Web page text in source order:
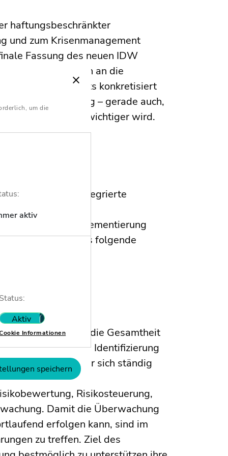
haftungsbeschränkter
und zum Krisenmanagement
Fassung des neuen IDW
die Anforderungen an die
konkretisiert
richtige Richtung – gerade auch,
Praxis immer wichtiger wird.
ist eine integrierte
StaRUG an die
Standard die Implementierung
Grundlage für das folgende
die Gesamtheit
zur frühzeitigen Identifizierung
Kreislauf, der sich ständig
fortlaufenden
Risikosteuerung,
Damit die Überwachung
erfolgen kann, sind im
zu treffen. Ziel des
um die
aktiv
Status:
Aktiv
Nicht aktiv
Informationen
speichern